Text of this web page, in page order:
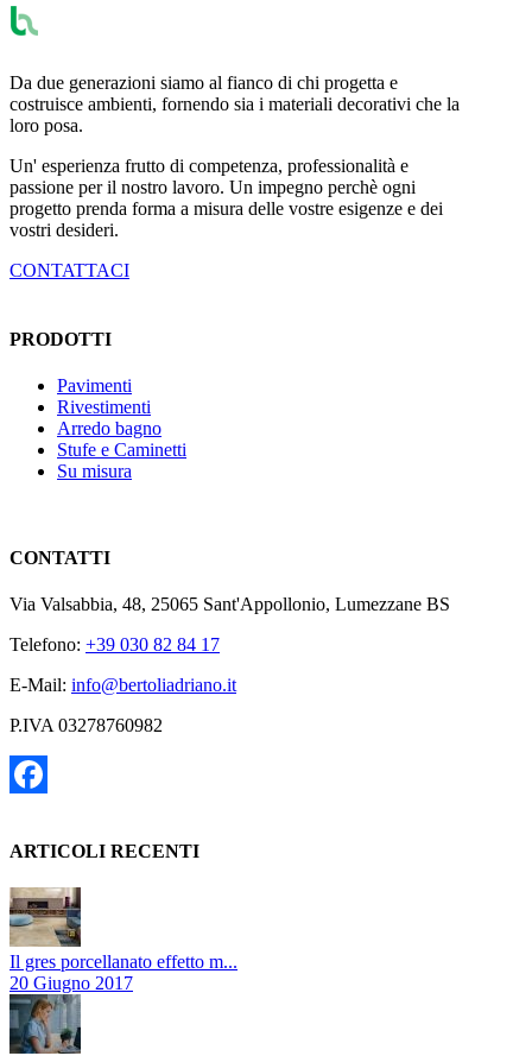
Da due generazioni siamo al fianco di chi progetta e
costruisce ambienti, fornendo sia i materiali decorativi che la
loro posa.
Un' esperienza frutto di competenza, professionalità e
passione per il nostro lavoro. Un impegno perchè ogni
progetto prenda forma a misura delle vostre esigenze e dei
vostri desideri.
CONTATTACI
PRODOTTI
Pavimenti
Rivestimenti
Arredo bagno
Stufe e Caminetti
Su misura
CONTATTI
Via Valsabbia, 48, 25065 Sant'Appollonio, Lumezzane BS
Telefono: +39 030 82 84 17
E-Mail: info@bertoliadriano.it
P.IVA 03278760982
ARTICOLI RECENTI
Il gres porcellanato effetto m...
20 Giugno 2017